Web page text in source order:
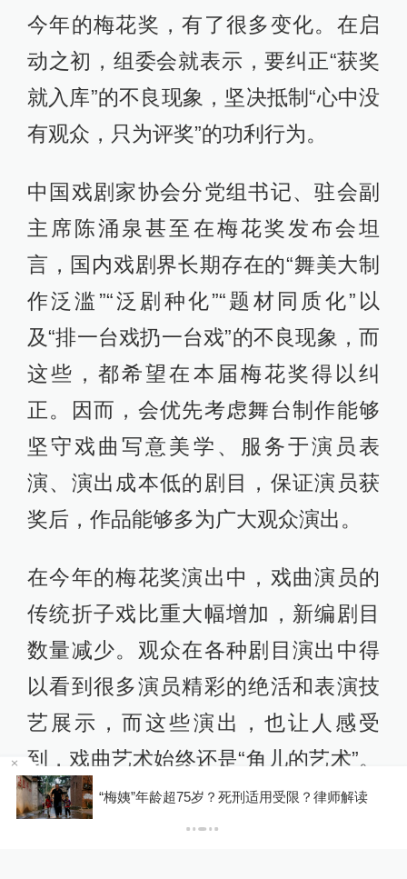
今年的梅花奖，有了很多变化。在启
动之初，组委会就表示，要纠正“获奖
就入库”的不良现象，坚决抵制“心中没
有观众，只为评奖”的功利行为。
中国戏剧家协会分党组书记、驻会副
主席陈涌泉甚至在梅花奖发布会坦
言，国内戏剧界长期存在的“舞美大制
作泛滥”“泛剧种化”“题材同质化”以
及“排一台戏扔一台戏”的不良现象，而
这些，都希望在本届梅花奖得以纠
正。因而，会优先考虑舞台制作能够
坚守戏曲写意美学、服务于演员表
演、演出成本低的剧目，保证演员获
奖后，作品能够多为广大观众演出。
在今年的梅花奖演出中，戏曲演员的
传统折子戏比重大幅增加，新编剧目
数量减少。观众在各种剧目演出中得
以看到很多演员精彩的绝活和表演技
艺展示，而这些演出，也让人感受
到，戏曲艺术始终还是“角儿的艺术”。
演员技艺的精湛，依然是最能打动观
因瞬时客流集中等原因致部分观众入场受阻，浙
江省博物馆致歉